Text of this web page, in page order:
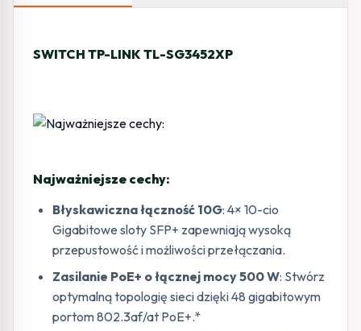
SWITCH TP-LINK TL-SG3452XP
Najważniejsze cechy:
Błyskawiczna łączność 10G: 4× 10-cio
Gigabitowe sloty SFP+ zapewniają wysoką
przepustowość i możliwości przełączania.
Zasilanie PoE+ o łącznej mocy 500 W: Stwórz
optymalną topologię sieci dzięki 48 gigabitowym
portom 802.3af/at PoE+.*